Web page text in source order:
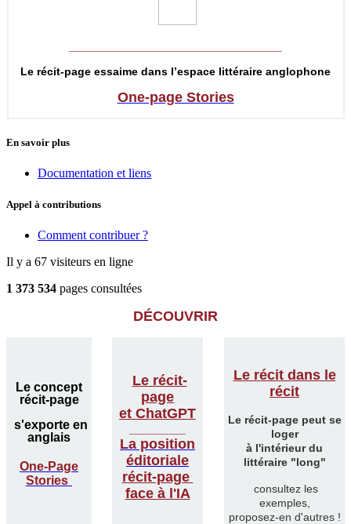
Le récit-page essaime dans l’espace littéraire anglophone
One-page Stories
En savoir plus
Documentation et liens
Appel à contributions
Comment contribuer ?
Il y a 67 visiteurs en ligne
1 373 534 pages consultées
DÉCOUVRIR
Le concept
récit-page
s'exporte en
anglais
One-Page
Stories
Le récit-
page
et ChatGPT
La position
éditoriale
récit-page
face à l'IA
Le récit dans le
récit
Le récit-page peut se
loger
à l'intérieur du
littéraire "long"
consultez les
exemples,
proposez-en d'autres !